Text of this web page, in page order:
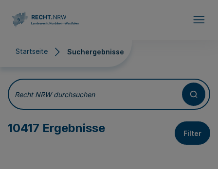
Startseite Suchergebnisse
Suchergebnisse
Recht NRW durchsuchen
10417 Ergebnisse Filter